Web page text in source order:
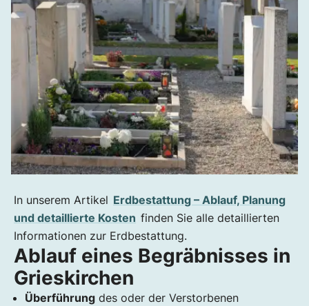
In unserem Artikel Erdbestattung – Ablauf, Planung
und detaillierte Kosten finden Sie alle detaillierten
Informationen zur Erdbestattung.
Ablauf eines Begräbnisses in
Grieskirchen
Überführung des oder der Verstorbenen